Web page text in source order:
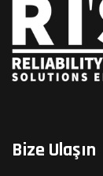
Bize Ulaşın